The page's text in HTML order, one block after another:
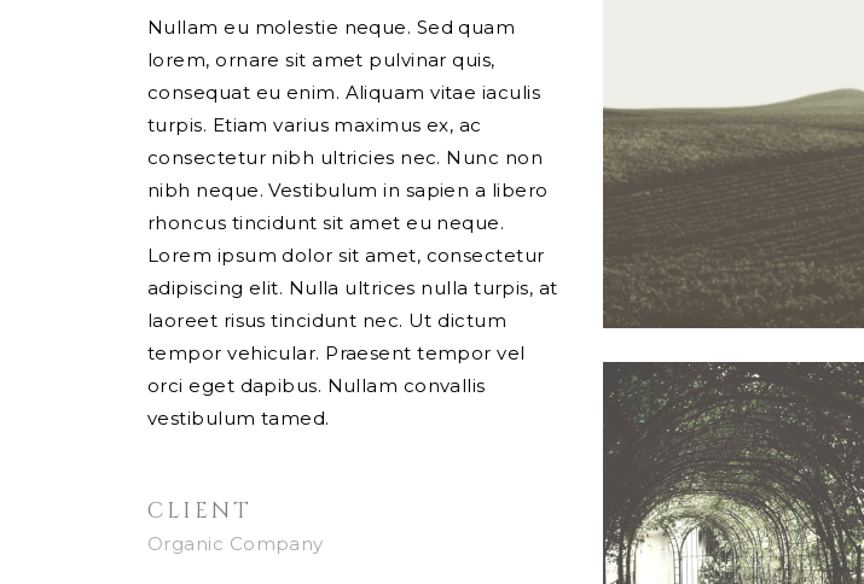
Nullam eu molestie neque. Sed quam
lorem, ornare sit amet pulvinar quis,
consequat eu enim. Aliquam vitae iaculis
turpis. Etiam varius maximus ex, ac
consectetur nibh ultricies nec. Nunc non
nibh neque. Vestibulum in sapien a libero
rhoncus tincidunt sit amet eu neque.
Lorem ipsum dolor sit amet, consectetur
adipiscing elit. Nulla ultrices nulla turpis, at
laoreet risus tincidunt nec. Ut dictum
tempor vehicular. Praesent tempor vel
orci eget dapibus. Nullam convallis
vestibulum tamed.
CLIENT
Organic Company